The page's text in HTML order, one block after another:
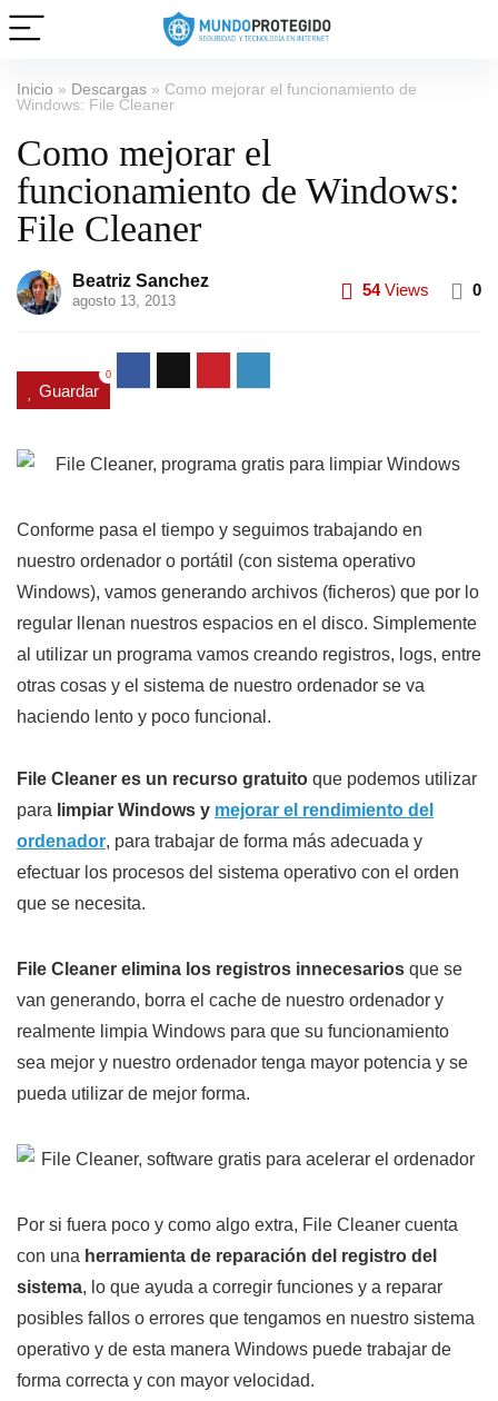
Inicio » Descargas » Como mejorar el funcionamiento de
Windows: File Cleaner
Como mejorar el
funcionamiento de Windows:
File Cleaner
Beatriz Sanchez
agosto 13, 2013
54Views 0
Guardar
0
Conforme pasa el tiempo y seguimos trabajando en
nuestro ordenador o portátil (con sistema operativo
Windows), vamos generando archivos (ficheros) que por lo
regular llenan nuestros espacios en el disco. Simplemente
al utilizar un programa vamos creando registros, logs, entre
otras cosas y el sistema de nuestro ordenador se va
haciendo lento y poco funcional.
File Cleaner es un recurso gratuito que podemos utilizar
para limpiar Windows y mejorar el rendimiento del
ordenador, para trabajar de forma más adecuada y
efectuar los procesos del sistema operativo con el orden
que se necesita.
File Cleaner elimina los registros innecesarios que se
van generando, borra el cache de nuestro ordenador y
realmente limpia Windows para que su funcionamiento
sea mejor y nuestro ordenador tenga mayor potencia y se
pueda utilizar de mejor forma.
Por si fuera poco y como algo extra, File Cleaner cuenta
con una herramienta de reparación del registro del
sistema, lo que ayuda a corregir funciones y a reparar
posibles fallos o errores que tengamos en nuestro sistema
operativo y de esta manera Windows puede trabajar de
forma correcta y con mayor velocidad.